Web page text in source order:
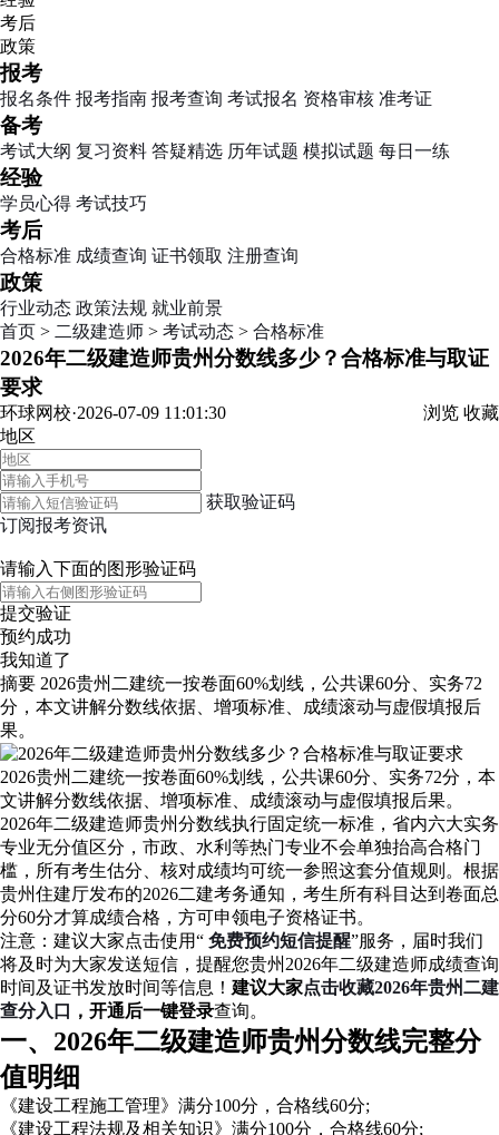
考后
政策
报考
报名条件 报考指南 报考查询 考试报名 资格审核 准考证
备考
考试大纲 复习资料 答疑精选 历年试题 模拟试题 每日一练
经验
学员心得 考试技巧
考后
合格标准 成绩查询 证书领取 注册查询
政策
行业动态 政策法规 就业前景
首页 > 二级建造师 > 考试动态 > 合格标准
2026年二级建造师贵州分数线多少？合格标准与取证
要求
环球网校·2026-07-09 11:01:30 浏览 收藏
地区
获取验证码
订阅报考资讯
请输入下面的图形验证码
提交验证
预约成功
我知道了
摘要 2026贵州二建统一按卷面60%划线，公共课60分、实务72
分，本文讲解分数线依据、增项标准、成绩滚动与虚假填报后
果。
2026贵州二建统一按卷面60%划线，公共课60分、实务72分，本
文讲解分数线依据、增项标准、成绩滚动与虚假填报后果。
2026年二级建造师贵州分数线执行固定统一标准，省内六大实务
专业无分值区分，市政、水利等热门专业不会单独抬高合格门
槛，所有考生估分、核对成绩均可统一参照这套分值规则。根据
贵州住建厅发布的2026二建考务通知，考生所有科目达到卷面总
分60分才算成绩合格，方可申领电子资格证书。
注意：建议大家点击使用“ 免费预约短信提醒”服务，届时我们
将及时为大家发送短信，提醒您贵州2026年二级建造师成绩查询
时间及证书发放时间等信息！ 建议大家点击收藏2026年贵州二建
查分入口
，开通后一键登录查询。
一、2026年二级建造师贵州分数线完整分
值明细
《建设工程施工管理》满分100分，合格线60分;
《建设工程法规及相关知识》满分100分，合格线60分;